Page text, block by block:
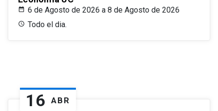
6 de Agosto de 2026 a 8 de Agosto de 2026
Todo el dia.
16 ABR